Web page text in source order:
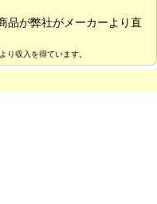
品が弊社がメーカーより直
り収入を得ています。